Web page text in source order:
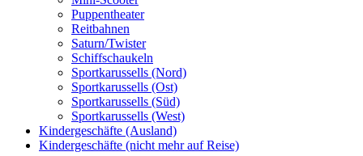
Puppentheater
Reitbahnen
Saturn/Twister
Schiffschaukeln
Sportkarussells (Nord)
Sportkarussells (Ost)
Sportkarussells (Süd)
Sportkarussells (West)
Kindergeschäfte (Ausland)
Kindergeschäfte (nicht mehr auf Reise)